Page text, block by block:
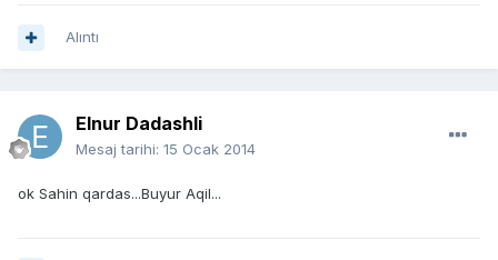
Alıntı
Elnur Dadashli
Mesaj tarihi: 15 Ocak 2014
ok Sahin qardas...Buyur Aqil...